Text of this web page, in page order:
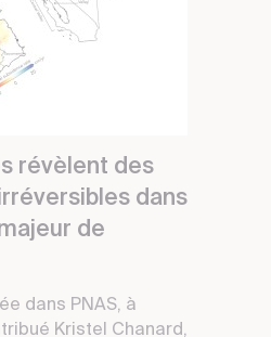
révèlent des
dans
de
dans PNAS, à
Kristel Chanard,